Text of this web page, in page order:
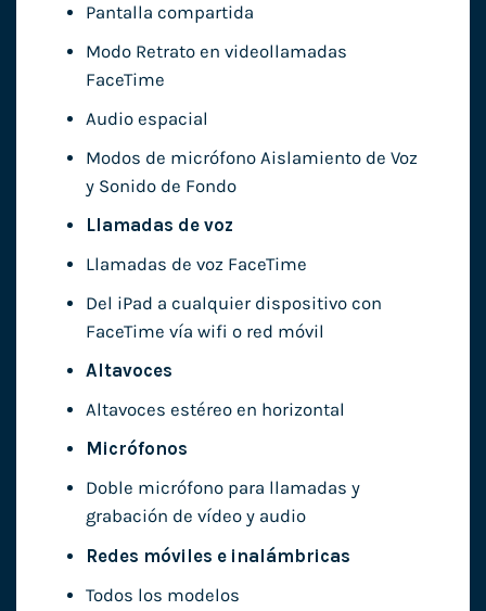
Pantalla compartida
Modo Retrato en videollamadas
FaceTime
Audio espacial
Modos de micrófono Aislamiento de Voz
y Sonido de Fondo
Llamadas de voz
Llamadas de voz FaceTime
Del iPad a cualquier dispositivo con
FaceTime vía wifi o red móvil
Altavoces
Altavoces estéreo en horizontal
Micrófonos
Doble micrófono para llamadas y
grabación de vídeo y audio
Redes móviles e inalámbricas
Todos los modelos